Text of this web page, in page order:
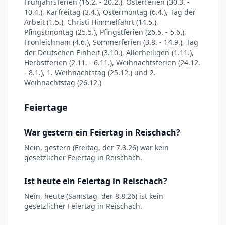
10.4.), Karfreitag (3.4.), Ostermontag (6.4.), Tag der
Arbeit (1.5.), Christi Himmelfahrt (14.5.),
Pfingstmontag (25.5.), Pfingstferien (26.5. - 5.6.),
Fronleichnam (4.6.), Sommerferien (3.8. - 14.9.), Tag
der Deutschen Einheit (3.10.), Allerheiligen (1.11.),
Herbstferien (2.11. - 6.11.), Weihnachtsferien (24.12.
- 8.1.), 1. Weihnachtstag (25.12.) und 2.
Weihnachtstag (26.12.)
Feiertage
War gestern ein Feiertag in Reischach?
Nein, gestern (Freitag, der 7.8.26) war kein
gesetzlicher Feiertag in Reischach.
Ist heute ein Feiertag in Reischach?
Nein, heute (Samstag, der 8.8.26) ist kein
gesetzlicher Feiertag in Reischach.